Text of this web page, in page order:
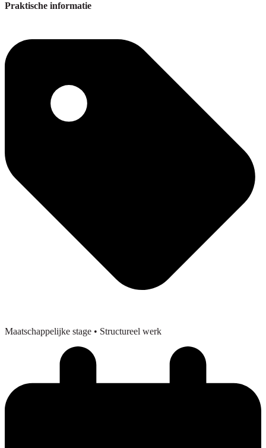
Praktische informatie
Maatschappelijke stage • Structureel werk